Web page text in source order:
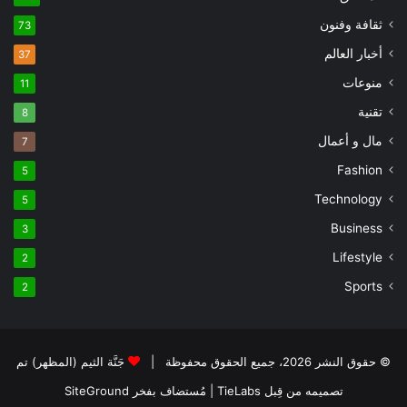
ثقافة وفنون 73
أخبار العالم 37
منوعات 11
تقنية 8
مال و أعمال 7
Fashion
5
Technology
5
Business
3
Lifestyle
2
Sports
2
© حقوق النشر 2026، جميع الحقوق محفوظة |
جَنَّة الثيم (المظهر) تم
تصميمه من قِبل TieLabs
| مُستضاف بفخر SiteGround